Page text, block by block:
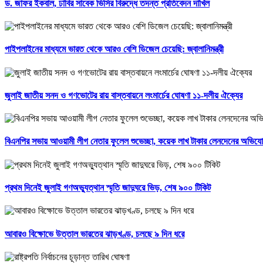
ড. জাফর ইকবাল, ঢাবির সাবেক ভিসির বিরুদ্ধে তদন্ত প্রতিবেদন দাখিল
পাইপলাইনের মাধ্যমে ভারত থেকে আরও বেশি ডিজেল চেয়েছি: জ্বালানিমন্ত্রী
জুলাই জাতীয় সনদ ও গণভোটের রায় বাস্তবায়নে লংমার্চের ঘোষণা ১১-দলীয় ঐক্যের
বিএনপির সভায় আওয়ামী লীগ নেতার ফুলেল শুভেচ্ছা, কয়েক লাখ টাকার লেনদেনের
প্রথম দিনেই জুলাই গণঅভ্যুত্থান স্মৃতি জাদুঘরে ভিড়, শেষ ৯০০ টিকিট
আবারও বিক্ষোভে উত্তাল ভারতের ঝাড়খণ্ড, চলছে ৯ দিন ধরে